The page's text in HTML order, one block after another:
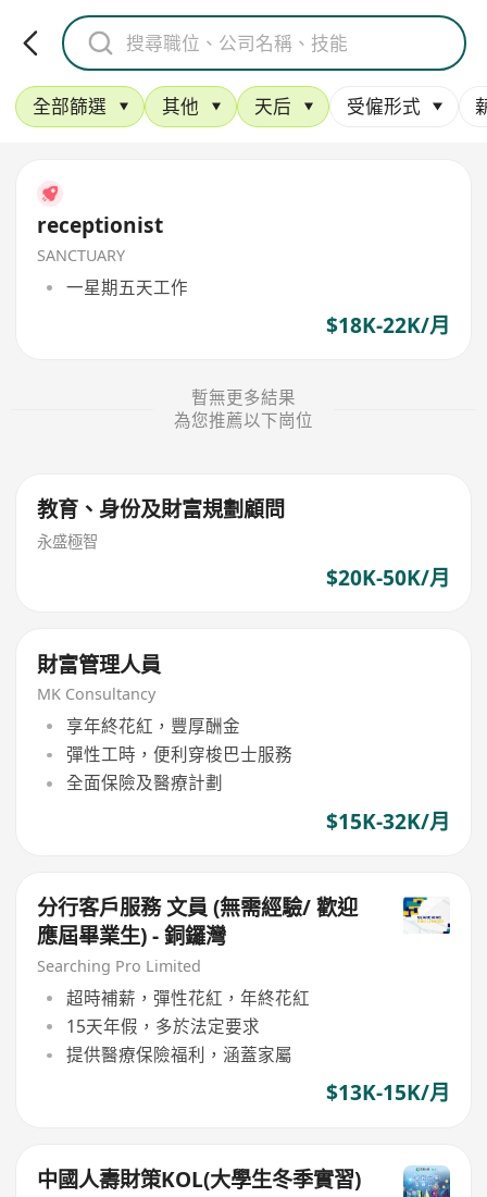
全部篩選 其他 天后 受僱形式
receptionist
SANCTUARY
一星期五天工作
$18K-22K/月
暫無更多結果
為您推薦以下崗位
教育、身份及財富規劃顧問
永盛極智
$20K-50K/月
財富管理人員
MK Consultancy
享年終花紅，豐厚酬金
彈性工時，便利穿梭巴士服務
全面保險及醫療計劃
$15K-32K/月
分行客戶服務 文員 (無需經驗/ 歡迎
應屆畢業生) - 銅鑼灣
Searching Pro Limited
超時補薪，彈性花紅，年終花紅
15天年假，多於法定要求
提供醫療保險福利，涵蓋家屬
$13K-15K/月
中國人壽財策KOL(大學生冬季實習)